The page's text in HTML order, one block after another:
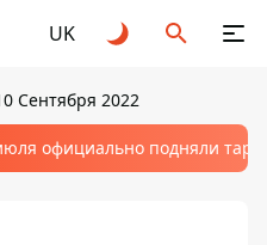
UK
Сентября 2022
официально подняли